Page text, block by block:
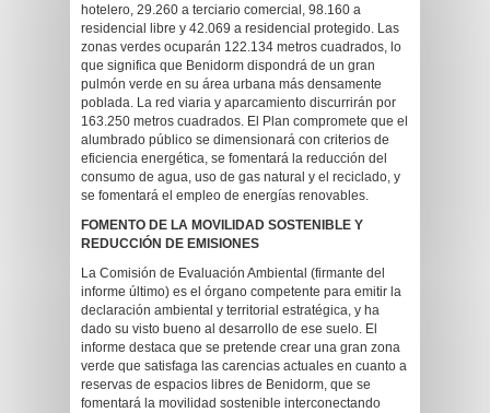
hotelero, 29.260 a terciario comercial, 98.160 a
residencial libre y 42.069 a residencial protegido. Las
zonas verdes ocuparán 122.134 metros cuadrados, lo
que significa que Benidorm dispondrá de un gran
pulmón verde en su área urbana más densamente
poblada. La red viaria y aparcamiento discurrirán por
163.250 metros cuadrados. El Plan compromete que el
alumbrado público se dimensionará con criterios de
eficiencia energética, se fomentará la reducción del
consumo de agua, uso de gas natural y el reciclado, y
se fomentará el empleo de energías renovables.
FOMENTO DE LA MOVILIDAD SOSTENIBLE Y
REDUCCIÓN DE EMISIONES
La Comisión de Evaluación Ambiental (firmante del
informe último) es el órgano competente para emitir la
declaración ambiental y territorial estratégica, y ha
dado su visto bueno al desarrollo de ese suelo. El
informe destaca que se pretende crear una gran zona
verde que satisfaga las carencias actuales en cuanto a
reservas de espacios libres de Benidorm, que se
fomentará la movilidad sostenible interconectando